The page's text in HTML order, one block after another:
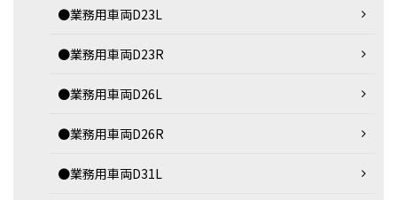
●業務用車両D23L
●業務用車両D23R
●業務用車両D26L
●業務用車両D26R
●業務用車両D31L